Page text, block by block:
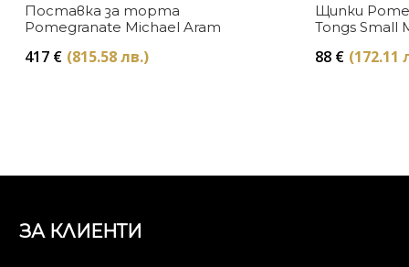
Поставка за торта
Pomegranate Michael Aram
417 € (815.58 лв.)
Щипки
Tongs Small
88 € (172.11
ЗА КЛИЕНТИ